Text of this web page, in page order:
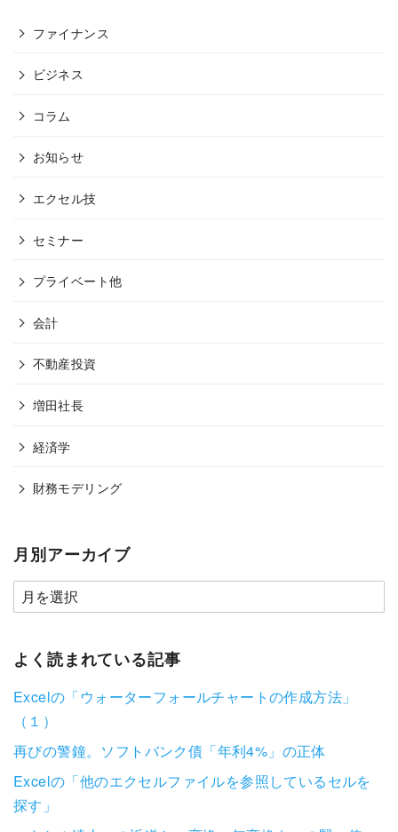
ファイナンス
ビジネス
コラム
お知らせ
エクセル技
セミナー
プライベート他
会計
不動産投資
増田社長
経済学
財務モデリング
月別アーカイブ
よく読まれている記事
Excelの「ウォーターフォールチャートの作成方法」
（１）
再びの警鐘。ソフトバンク債「年利4%」の正体
Excelの「他のエクセルファイルを参照しているセルを
探す」